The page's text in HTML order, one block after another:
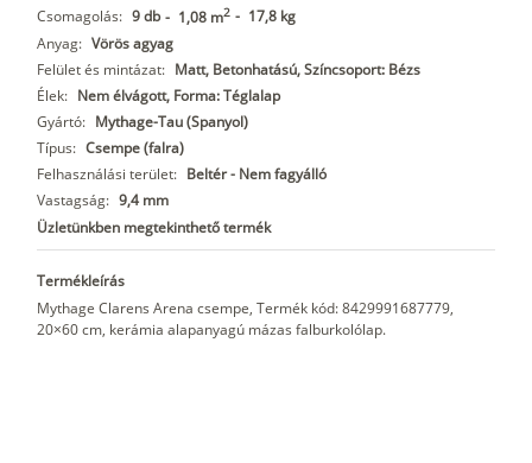
Csomagolás: 9 db - 1,08 m2 - 17,8 kg
Anyag: Vörös agyag
Felület és mintázat: Matt, Betonhatású, Színcsoport: Bézs
Élek: Nem élvágott, Forma: Téglalap
Gyártó: Mythage-Tau (Spanyol)
Típus: Csempe (falra)
Felhasználási terület: Beltér - Nem fagyálló
Vastagság: 9,4 mm
Üzletünkben megtekinthető termék
Termékleírás
Mythage Clarens Arena csempe, Termék kód: 8429991687779,
20×60 cm, kerámia alapanyagú mázas falburkolólap.